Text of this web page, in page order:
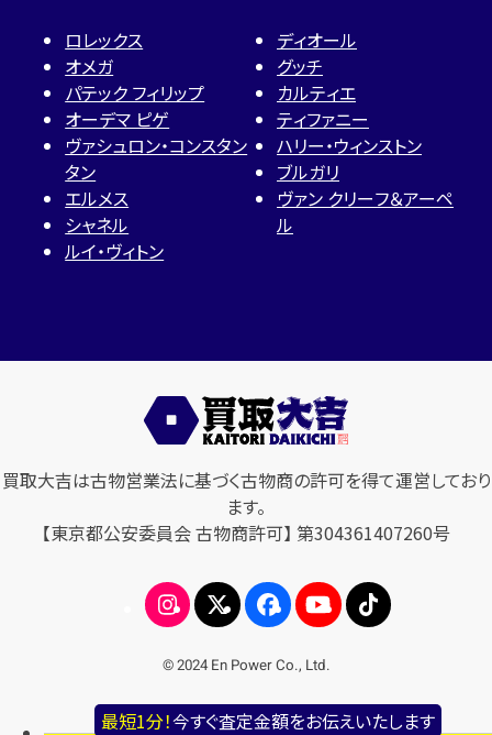
最短1分！今すぐ査定金額をお伝えいたします
ロレックス
オメガ
パテック フィリップ
オーデマ ピゲ
ヴァシュロン・コンスタン
タン
エルメス
シャネル
ルイ・ヴィトン
ディオール
グッチ
カルティエ
ティファニー
ハリー・ウィンストン
ブルガリ
ヴァン クリーフ＆アーペ
ル
買取大吉は古物営業法に基づく古物商の許可を得て運営しており
ます。
【東京都公安委員会 古物商許可】 第304361407260号
© 2024 En Power Co., Ltd.